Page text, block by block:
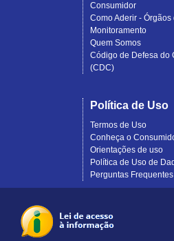
Consumidor
Como Aderir - Órgãos
Monitoramento
Quem Somos
Código de Defesa do
(CDC)
Política de Uso
Termos de Uso
Conheça o
Orientações de uso
Política de Uso de
Perguntas Frequentes